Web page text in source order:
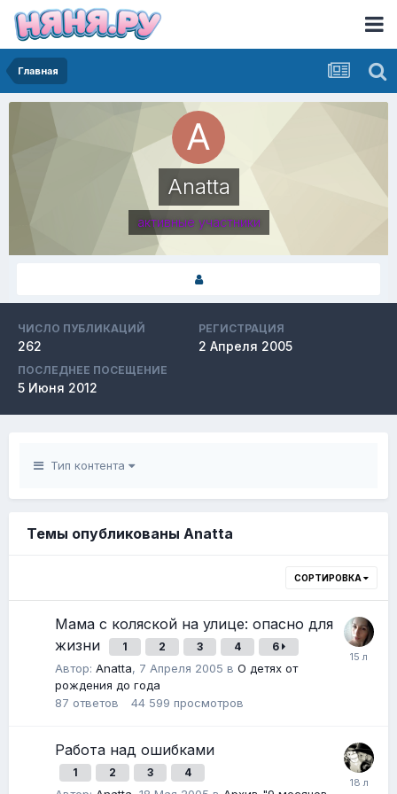
Главная
Anatta
активные участники
ЧИСЛО ПУБЛИКАЦИЙ
262
РЕГИСТРАЦИЯ
2 Апреля 2005
ПОСЛЕДНЕЕ ПОСЕЩЕНИЕ
5 Июня 2012
Тип контента
Темы опубликованы Anatta
СОРТИРОВКА
Мама с коляской на улице: опасно для
жизни
1 2 3 4 6
Автор: Anatta, 7 Апреля 2005 в О детях от
рождения до года
87 ответов 44 599 просмотров
Работа над ошибками
1 2 3 4